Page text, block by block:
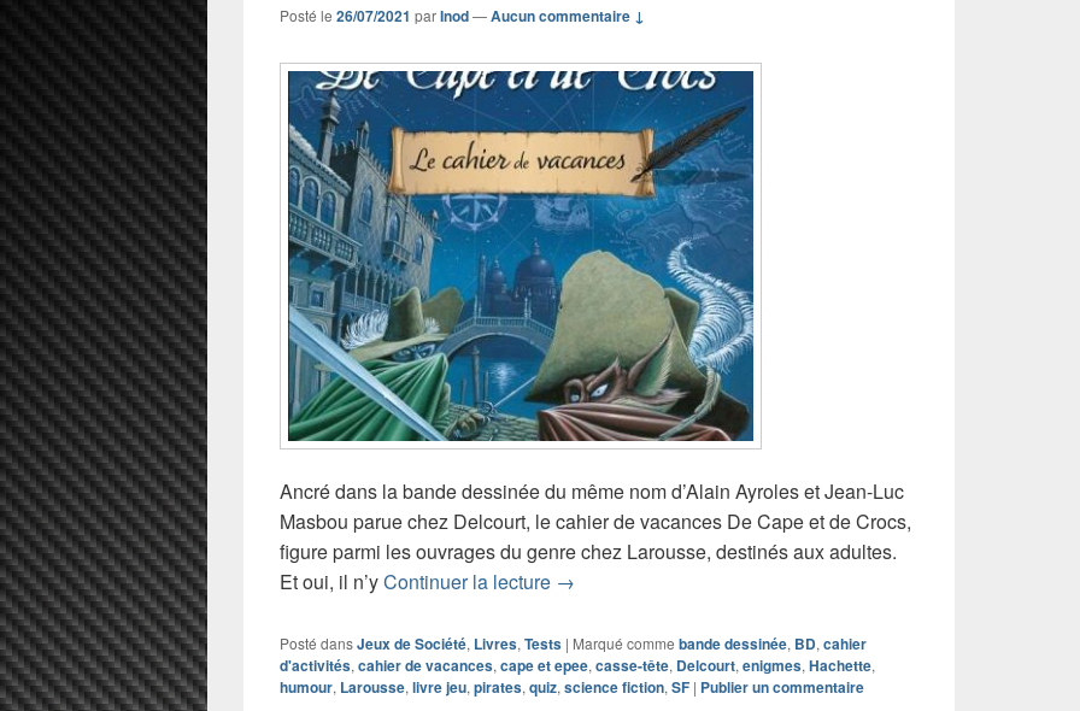
Posté le 26/07/2021 parInod—Aucun commentaire ↓
Ancré dans la bande dessinée du même nom d’Alain Ayroles et Jean-Luc
Masbou parue chez Delcourt, le cahier de vacances De Cape et de Crocs,
figure parmi les ouvrages du genre chez Larousse, destinés aux adultes.
Et oui, il n’yContinuer la lecture Chronique Cahier de vacances De Cape et de Crocs
→
Posté dansJeux de Société, Livres, Tests | Marqué comme bande dessinée, BD, cahier
d'activités, cahier de vacances, cape et epee, casse-tête, Delcourt, enigmes, Hachette,
humour, Larousse, livre jeu, pirates, quiz, science fiction, SF | Publier un commentaire